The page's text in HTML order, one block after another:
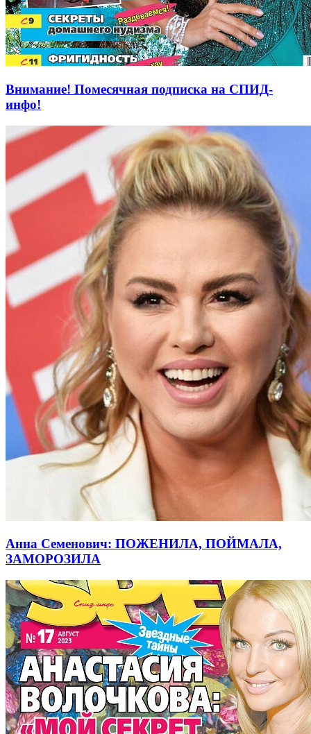
Внимание! Помесячная подписка на СПИД-
инфо!
Анна Семенович: ПОЖЕНИЛА, ПОЙМАЛА,
ЗАМОРОЗИЛА